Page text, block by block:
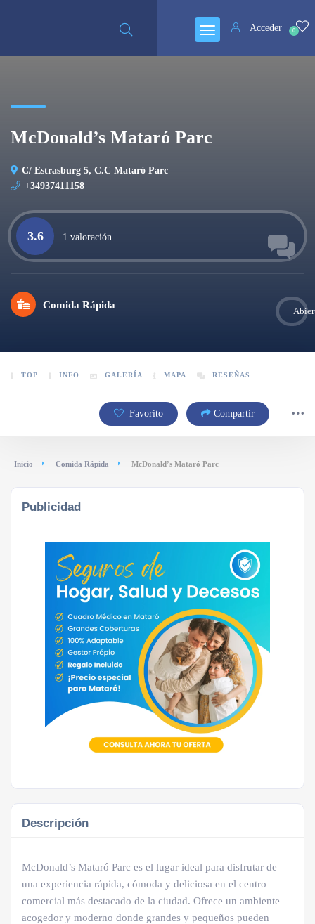
0
Acceder
McDonald’s Mataró Parc
C/ Estrasburg 5, C.C Mataró Parc
+34937411158
3.6 1 valoración
Comida Rápida
TOP INFO GALERÍA MAPA RESEÑAS
Favorito Compartir
Inicio Comida Rápida McDonald’s Mataró Parc
Publicidad
Descripción
McDonald’s Mataró Parc es el lugar ideal para disfrutar de
una experiencia rápida, cómoda y deliciosa en el centro
comercial más destacado de la ciudad. Ofrece un ambiente
acogedor y moderno donde grandes y pequeños pueden